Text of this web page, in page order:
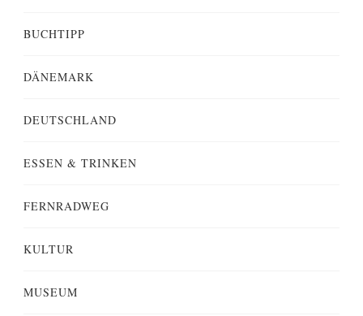
BUCHTIPP
DÄNEMARK
DEUTSCHLAND
ESSEN & TRINKEN
FERNRADWEG
KULTUR
MUSEUM